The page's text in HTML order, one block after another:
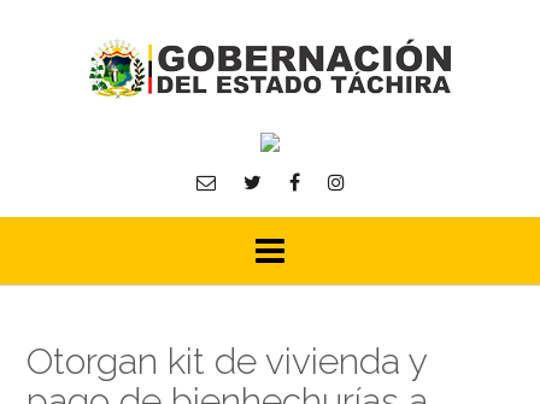
Otorgan kit de vivienda y